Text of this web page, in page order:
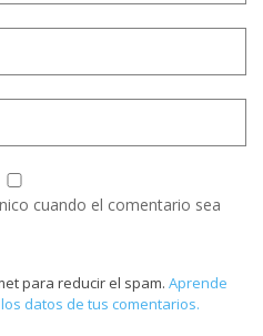
cuando el comentario sea
para reducir el spam. Aprende
datos de tus comentarios.